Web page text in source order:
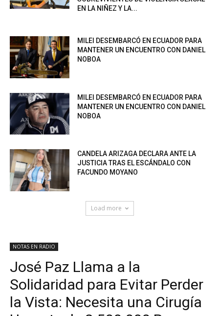
EN LA NIÑEZ Y LA...
MILEI DESEMBARCÓ EN ECUADOR PARA
MANTENER UN ENCUENTRO CON DANIEL
NOBOA
MILEI DESEMBARCÓ EN ECUADOR PARA
MANTENER UN ENCUENTRO CON DANIEL
NOBOA
CANDELA ARIZAGA DECLARA ANTE LA
JUSTICIA TRAS EL ESCÁNDALO CON
FACUNDO MOYANO
Load more